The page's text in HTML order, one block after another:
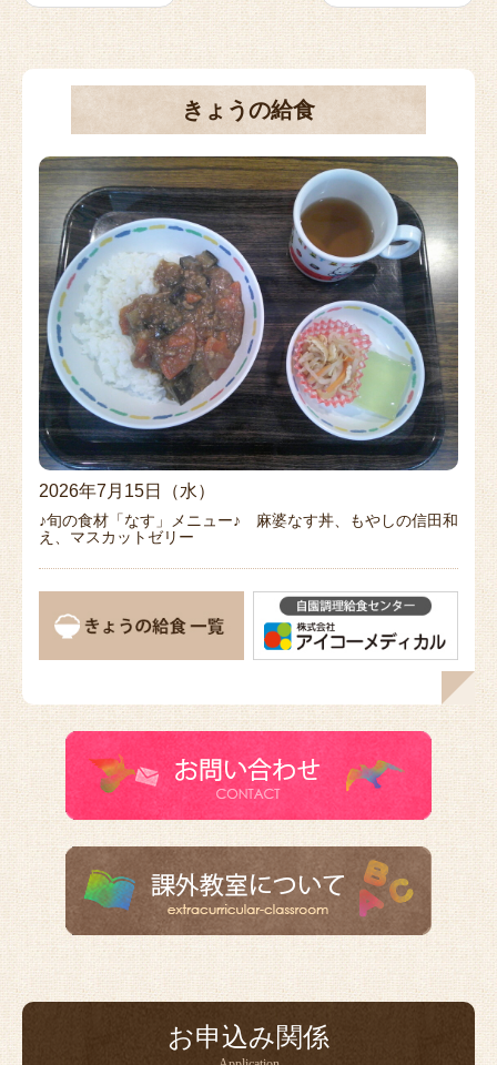
きょうの給食
2026年7月15日（水）
♪旬の食材「なす」メニュー♪ 麻婆なす丼、もやしの信田和
え、マスカットゼリー
お申込み関係